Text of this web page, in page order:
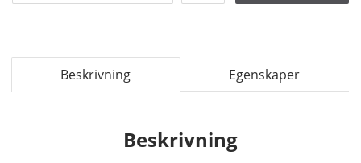
Beskrivning Egenskaper
Beskrivning